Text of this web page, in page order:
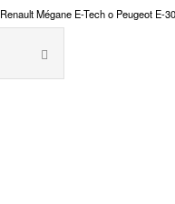
Renault Mégane E-Tech o Peugeot E-